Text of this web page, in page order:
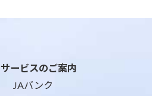
サービスのご案内
JAバンク